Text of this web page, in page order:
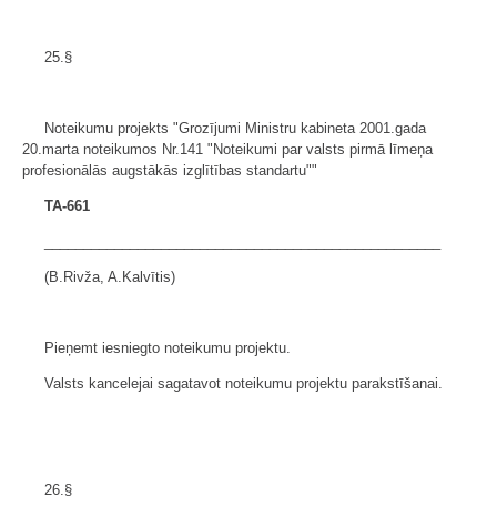
25.§
Noteikumu projekts "Grozījumi Ministru kabineta 2001.gada
20.marta noteikumos Nr.141 "Noteikumi par valsts pirmā līmeņa
profesionālās augstākās izglītības standartu""
TA-661
(B.Rivža, A.Kalvītis)
Pieņemt iesniegto noteikumu projektu.
Valsts kancelejai sagatavot noteikumu projektu parakstīšanai.
26.§